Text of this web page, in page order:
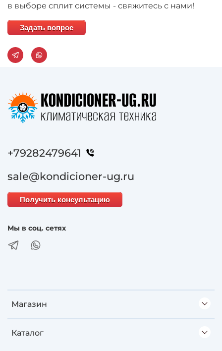
в выборе сплит системы - свяжитесь с нами!
Задать вопрос
Магазин
Каталог
+79282479641
sale@kondicioner-ug.ru
Получить консультацию
Мы в соц. сетях